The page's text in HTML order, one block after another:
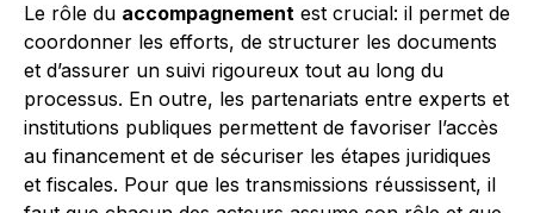
Le rôle du accompagnement est crucial: il permet de
coordonner les efforts, de structurer les documents
et d’assurer un suivi rigoureux tout au long du
processus. En outre, les partenariats entre experts et
institutions publiques permettent de favoriser l’accès
au financement et de sécuriser les étapes juridiques
et fiscales. Pour que les transmissions réussissent, il